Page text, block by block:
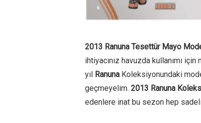
2013 Ranuna Tesettür Mayo
ihtiyacınız havuzda kullanımı
yıl Ranuna Koleksiyonundaki
geçmeyelim. 2013 Ranuna
edenlere inat bu sezon hep